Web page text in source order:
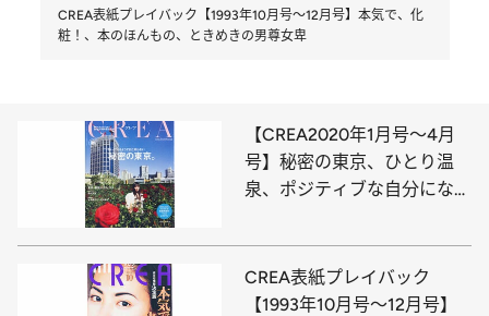
CREA表紙プレイバック【1993年10月号～12月号】本気で、化
粧！、本のほんもの、ときめきの男尊女卑
【CREA2020年1月号～4月
号】秘密の東京、ひとり温
泉、ポジティブな自分になれ
CREA表紙プレイバック
【1993年10月号～12月号】